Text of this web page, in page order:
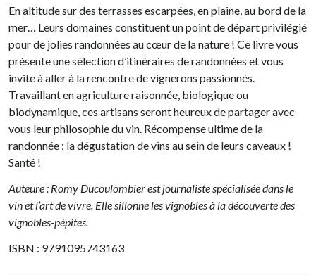
En altitude sur des terrasses escarpées, en plaine, au bord de la
mer… Leurs domaines constituent un point de départ privilégié
pour de jolies randonnées au cœur de la nature ! Ce livre vous
présente une sélection d’itinéraires de randonnées et vous
invite à aller à la rencontre de vignerons passionnés.
Travaillant en agriculture raisonnée, biologique ou
biodynamique, ces artisans seront heureux de partager avec
vous leur philosophie du vin. Récompense ultime de la
randonnée ; la dégustation de vins au sein de leurs caveaux !
Santé !
Auteure : Romy Ducoulombier est journaliste spécialisée dans le
vin et l’art de vivre. Elle sillonne les vignobles à la découverte des
vignobles-pépites.
ISBN : 9791095743163